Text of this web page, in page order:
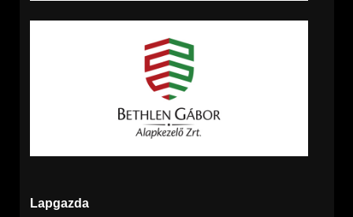
Lapgazda